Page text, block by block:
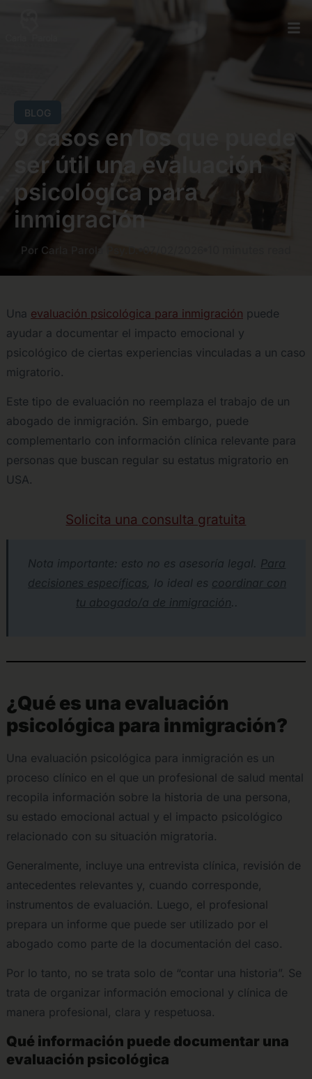
BLOG
9 casos en los que puede
ser útil una evaluación
psicológica para
inmigración
Por Carla Parola Psy.D.
Una evaluación psicológica para inmigración puede
ayudar a documentar el impacto emocional y
psicológico de ciertas experiencias vinculadas a un caso
migratorio.
Este tipo de evaluación no reemplaza el trabajo de un
abogado de inmigración. Sin embargo, puede
complementarlo con información clínica relevante para
personas que buscan regular su estatus migratorio en
USA.
Solicita una consulta gratuita
Nota importante: esto no es asesoría legal. Para
decisiones específicas, lo ideal es coordinar con
tu abogado/a de inmigración. .
¿Qué es una evaluación
psicológica para inmigración?
Una evaluación psicológica para inmigración es un
proceso clínico en el que un profesional de salud mental
recopila información sobre la historia de una persona,
su estado emocional actual y el impacto psicológico
relacionado con su situación migratoria.
Generalmente, incluye una entrevista clínica, revisión de
antecedentes relevantes y, cuando corresponde,
instrumentos de evaluación. Luego, el profesional
prepara un informe que puede ser utilizado por el
abogado como parte de la documentación del caso.
Por lo tanto, no se trata solo de “contar una historia”. Se
trata de organizar información emocional y clínica de
manera profesional, clara y respetuosa.
Qué información puede documentar una
evaluación psicológica